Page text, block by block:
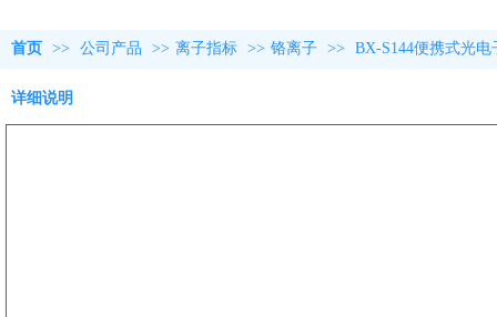
首页 >> 公司产品 >> 离子指标 >> 铬离子 >> BX-S144便携式光
详细说明